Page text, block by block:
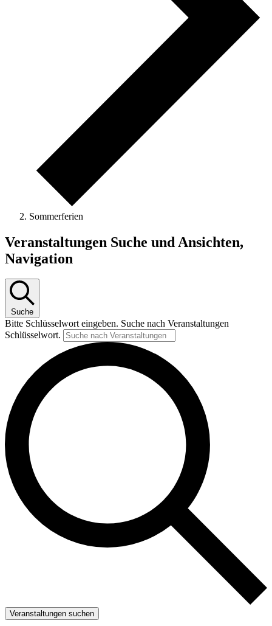
Sommerferien
Veranstaltungen
für
Juli
2026
Veranstaltungen Suche und Ansichten,
Navigation
Suche
Bitte Schlüsselwort eingeben. Suche nach Veranstaltungen
Schlüsselwort.
Veranstaltungen suchen